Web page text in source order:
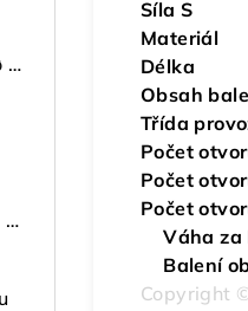
Konstrukční vrut talířová hlava ø 5 TX25 ZŽ
Konstrukční vrut zápustná hlava ø 4,5 TX20 ZŽ
Síla S
Materiál
Délka
Obsah
Třída
Počet
Počet
Počet
Váha za
Balení
Copyright